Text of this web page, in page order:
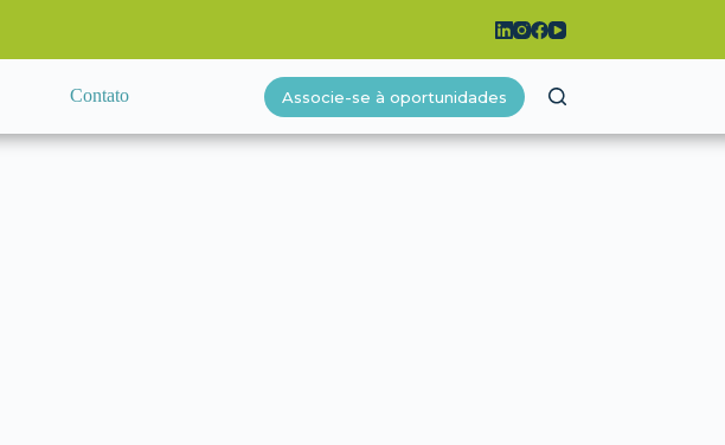
Contato Associe-se à oportunidades